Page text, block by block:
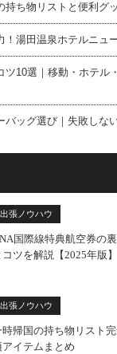
持ち物リストと便利グ
！湯田温泉ホテルニュ
ツ10選｜移動・ホテル
バッグ選び｜失敗しな
出張ノウハウ
国際線特典航空券の
コツを解説【2025年版】
出張ノウハウ
時帰国の持ち物リスト
アイテムまとめ